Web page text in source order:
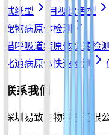
试纸型
目视比色型
宠物病原体检测
猫呼吸道病原体快速检测
化道病原体快速检测
联系我们
深圳易致生物科技有限